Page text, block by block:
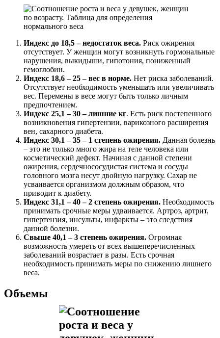
Индекс до 18,5 – недостаток веса. Риск ожирения
отсутствует. У женщин могут возникнуть гормональные
нарушения, выкидыши, гипотония, пониженный
гемоглобин.
Индекс 18,6 – 25 – вес в норме. Нет риска заболеваний.
Отсутствует необходимость уменьшать или увеличивать
вес. Перемены в весе могут быть только личным
предпочтением.
Индекс 25,1 – 30 – лишние кг. Есть риск постепенного
возникновения гипертензии, варикозного расширения
вен, сахарного диабета.
Индекс 30,1 – 35 – 1 степень ожирения. Данная болезнь
– это не только много жира на теле человека или
косметический дефект. Начиная с данной степени
ожирения, сердечнососудистая система и сосуды
головного мозга несут двойную нагрузку. Сахар не
усваивается организмом должным образом, что
приводит к диабету.
Индекс 31,1 – 40 – 2 степень ожирения. Необходимость
принимать срочные меры удваивается. Артроз, артрит,
гипертензия, инсульты, инфаркты – это следствия
данной болезни.
Свыше 40,1 – 3 степень ожирения. Огромная
возможность умереть от всех вышеперечисленных
заболеваний возрастает в разы. Есть срочная
необходимость принимать меры по снижению лишнего
веса.
Объемы